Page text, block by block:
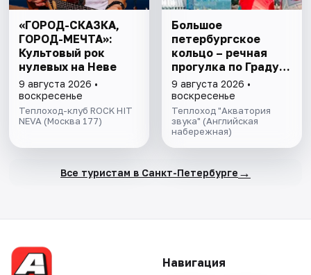
«ГОРОД-СКАЗКА,
ГОРОД-МЕЧТА»:
Культовый рок
нулевых на Неве
9 августа 2026 •
воскресенье
Теплоход-клуб ROCK HIT
NEVA (Москва 177)
Большое
петербургское
кольцо – речная
прогулка пo Граду
на Неве с
авторской
экскурсией и живой
музыкой в тёплом
салоне теплохода
9 августа 2026 •
воскресенье
Теплоход "Акватория
звука" (Английская
набережная)
Все туристам в Санкт-Петербурге →
Навигация